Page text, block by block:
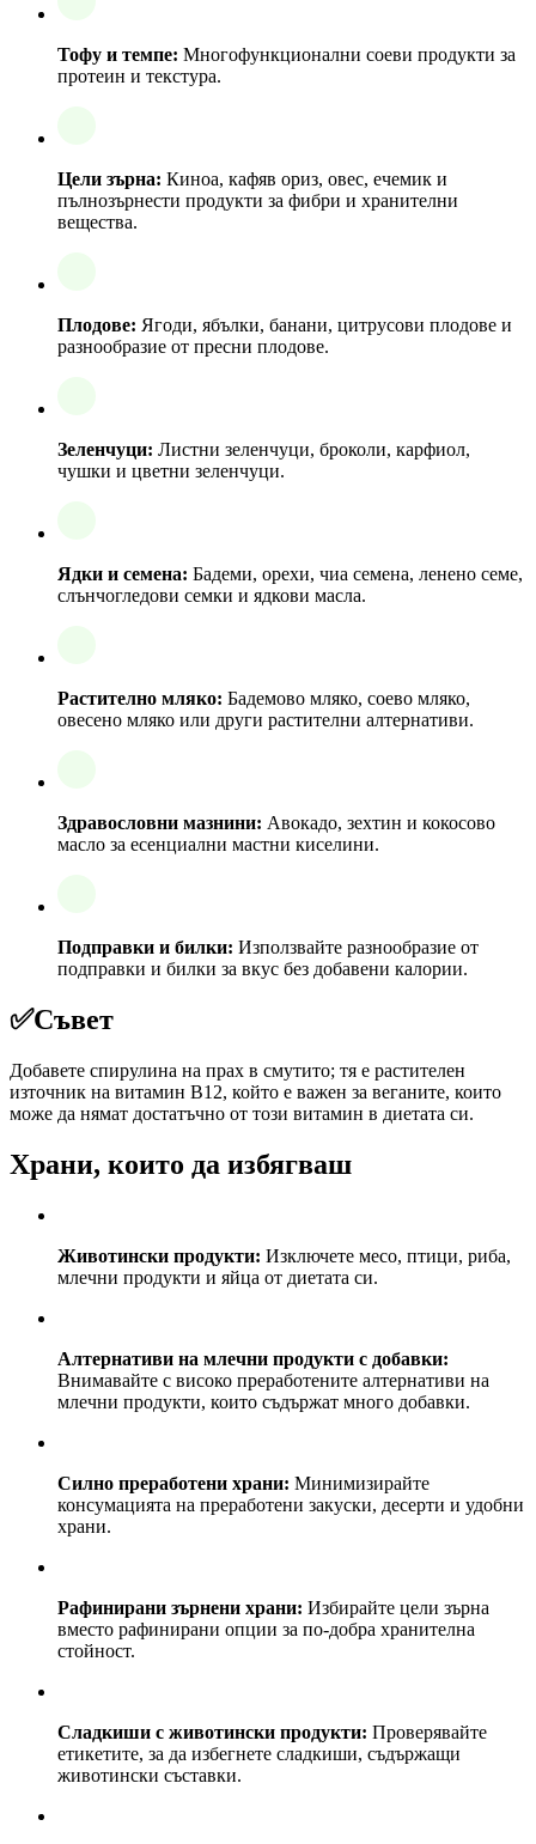
Тофу и темпе: Многофункционални соеви продукти за
протеин и текстура.
Цели зърна: Киноа, кафяв ориз, овес, ечемик и
пълнозърнести продукти за фибри и хранителни
вещества.
Плодове: Ягоди, ябълки, банани, цитрусови плодове и
разнообразие от пресни плодове.
Зеленчуци: Листни зеленчуци, броколи, карфиол,
чушки и цветни зеленчуци.
Ядки и семена: Бадеми, орехи, чиа семена, ленено семе,
слънчогледови семки и ядкови масла.
Растително мляко: Бадемово мляко, соево мляко,
овесено мляко или други растителни алтернативи.
Здравословни мазнини: Авокадо, зехтин и кокосово
масло за есенциални мастни киселини.
Подправки и билки: Използвайте разнообразие от
подправки и билки за вкус без добавени калории.
✅Съвет
Добавете спирулина на прах в смутито; тя е растителен
източник на витамин B12, който е важен за веганите, които
може да нямат достатъчно от този витамин в диетата си.
Храни, които да избягваш
Животински продукти: Изключете месо, птици, риба,
млечни продукти и яйца от диетата си.
Алтернативи на млечни продукти с добавки:
Внимавайте с високо преработените алтернативи на
млечни продукти, които съдържат много добавки.
Силно преработени храни: Минимизирайте
консумацията на преработени закуски, десерти и удобни
храни.
Рафинирани зърнени храни: Избирайте цели зърна
вместо рафинирани опции за по-добра хранителна
стойност.
Сладкиши с животински продукти: Проверявайте
етикетите, за да избегнете сладкиши, съдържащи
животински съставки.